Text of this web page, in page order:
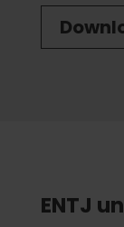
ENTJ